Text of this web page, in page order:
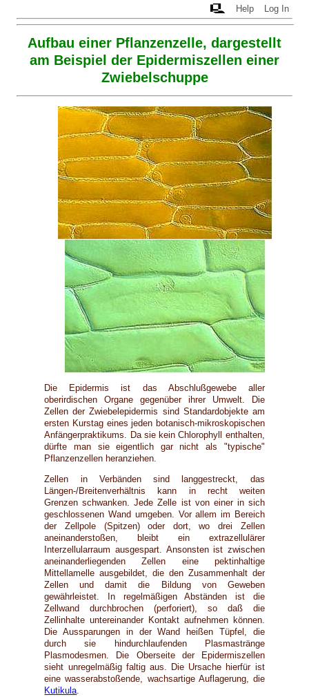
Help Log In
Aufbau einer Pflanzenzelle, dargestellt
am Beispiel der Epidermiszellen einer
Zwiebelschuppe
Die Epidermis ist das Abschlußgewebe aller
oberirdischen Organe gegenüber ihrer Umwelt. Die
Zellen der Zwiebelepidermis sind Standardobjekte am
ersten Kurstag eines jeden botanisch-mikroskopischen
Anfängerpraktikums. Da sie kein Chlorophyll enthalten,
dürfte man sie eigentlich gar nicht als "typische"
Pflanzenzellen heranziehen.
Zellen in Verbänden sind langgestreckt, das
Längen-/Breitenverhältnis kann in recht weiten
Grenzen schwanken. Jede Zelle ist von einer in sich
geschlossenen Wand umgeben. Vor allem im Bereich
der Zellpole (Spitzen) oder dort, wo drei Zellen
aneinanderstoßen, bleibt ein extrazellulärer
Interzellularraum ausgespart. Ansonsten ist zwischen
aneinanderliegenden Zellen eine pektinhaltige
Mittellamelle ausgebildet, die den Zusammenhalt der
Zellen und damit die Bildung von Geweben
gewährleistet. In regelmäßigen Abständen ist die
Zellwand durchbrochen (perforiert), so daß die
Zellinhalte untereinander Kontakt aufnehmen können.
Die Aussparungen in der Wand heißen Tüpfel, die
durch sie hindurchlaufenden Plasmastränge
Plasmodesmen. Die Oberseite der Epidermiszellen
sieht unregelmäßig faltig aus. Die Ursache hierfür ist
eine wasserabstoßende, wachsartige Auflagerung, die
Kutikula.